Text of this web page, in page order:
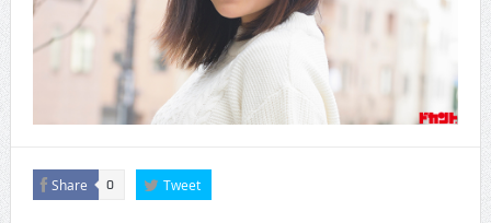
CINEMA×STYLE 294号
Share 0 Tweet